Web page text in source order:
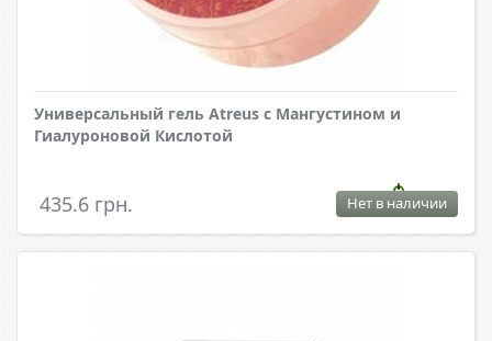
Универсальный гель Atreus с Мангустином и
Гиалуроновой Кислотой
435.6 грн. Нет в наличии